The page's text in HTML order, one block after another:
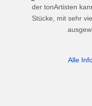
der tonArtisten
Stücke, mit sehr
Alle